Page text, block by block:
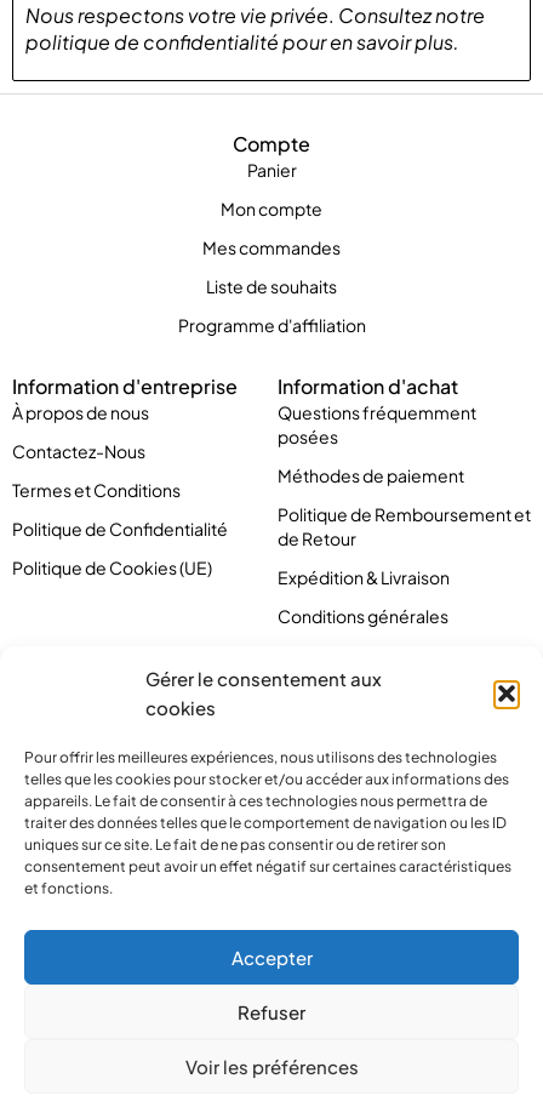
Gérer le consentement aux
cookies
Pour offrir les meilleures expériences, nous utilisons des technologies
telles que les cookies pour stocker et/ou accéder aux informations des
appareils. Le fait de consentir à ces technologies nous permettra de
traiter des données telles que le comportement de navigation ou les ID
uniques sur ce site. Le fait de ne pas consentir ou de retirer son
consentement peut avoir un effet négatif sur certaines caractéristiques
et fonctions.
Accepter
Refuser
Voir les préférences
Compte
Panier
Mon compte
Mes commandes
Liste de souhaits
Programme d'affiliation
Information d'entreprise
À propos de nous
Contactez-Nous
Termes et Conditions
Politique de Confidentialité
Politique de Cookies (UE)
Information d'achat
Questions fréquemment
posées
Méthodes de paiement
Politique de Remboursement et
de Retour
Expédition & Livraison
Conditions générales
Nous respectons votre vie privée. Consultez notre
politique de confidentialitépouren savoir plus.
Copyright 2024 © Pirlove. Tous droits réservés